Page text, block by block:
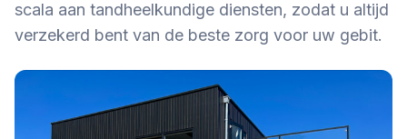
scala aan tandheelkundige diensten, zodat u altijd
verzekerd bent van de beste zorg voor uw gebit.